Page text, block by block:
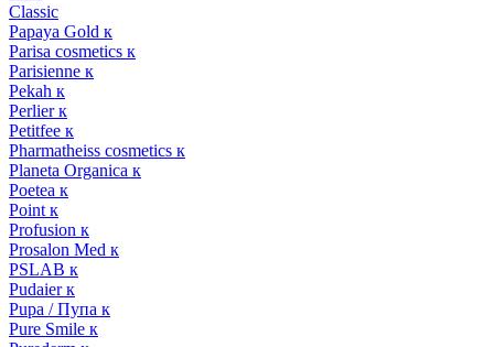
Classic
Papaya Gold к
Parisa cosmetics к
Parisienne к
Pekah к
Perlier к
Petitfee к
Pharmatheiss cosmetics к
Planeta Organica к
Poetea к
Point к
Profusion к
Prosalon Med к
PSLAB к
Pudaier к
Pupa / Пупа к
Pure Smile к